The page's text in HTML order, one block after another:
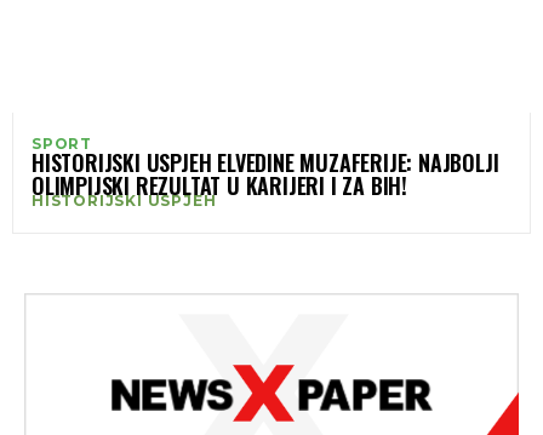
SPORT
HISTORIJSKI USPJEH ELVEDINE MUZAFERIJE: NAJBOLJI
OLIMPIJSKI REZULTAT U KARIJERI I ZA BIH!
HISTORIJSKI USPJEH